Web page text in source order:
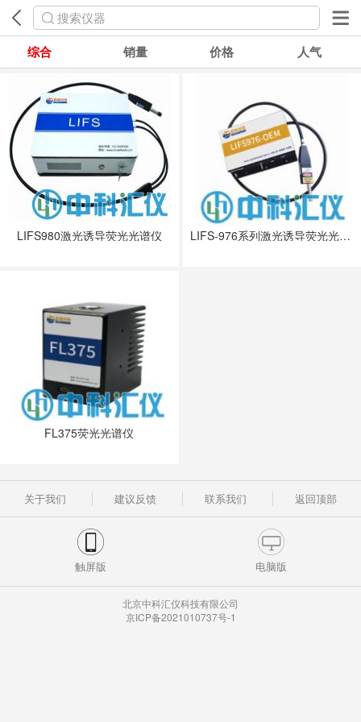
搜索仪器
综合 销量 价格 人气
LIFS980激光诱导荧光光谱仪 LIFS-976系列激光诱导荧光光谱仪
FL375荧光光谱仪
关于我们 建议反馈 联系我们 返回顶部
触屏版 电脑版
北京中科汇仪科技有限公司
京ICP备2021010737号-1